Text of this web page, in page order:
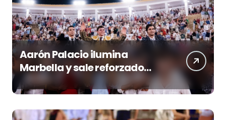
Aarón Palacio ilumina
Marbella y sale reforzado
junto a Manzanares y
Morante